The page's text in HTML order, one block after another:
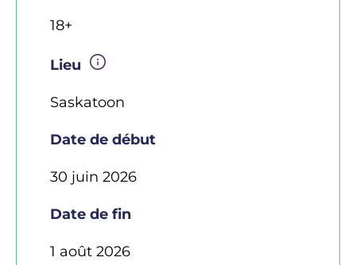
18+
Lieu
Saskatoon
Date de début
30 juin 2026
Date de fin
1 août 2026